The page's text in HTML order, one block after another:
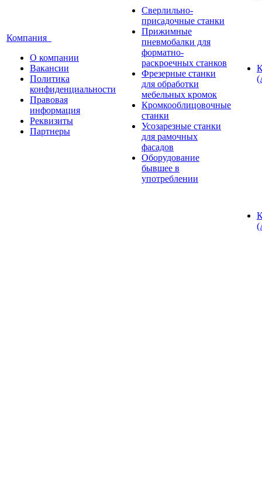
Компания
О компании
Вакансии
Политика
конфиденциальности
Правовая
информация
Реквизиты
Партнеры
Сверлильно-
присадочные станки
Прижимные
пневмобалки для
форматно-
раскроечных станков
Фрезерные станки
для обработки
мебельных кромок
Кромкооблицовочные
станки
Усозарезные станки
для рамочных
фасадов
Оборудование
бывшее в
употреблении